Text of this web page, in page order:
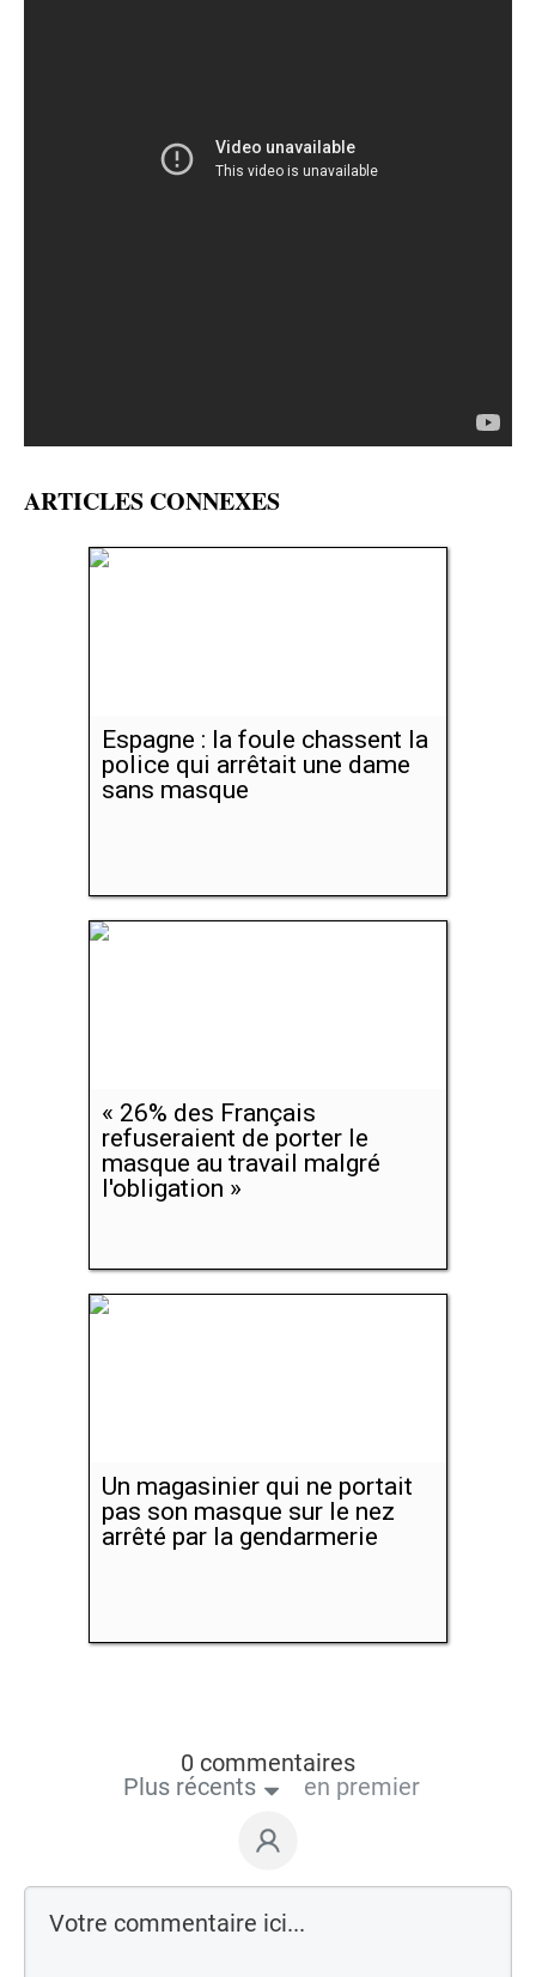
ARTICLES CONNEXES
Espagne : la foule chassent la
police qui arrêtait une dame
sans masque
« 26% des Français
refuseraient de porter le
masque au travail malgré
l'obligation »
Un magasinier qui ne portait
pas son masque sur le nez
arrêté par la gendarmerie
0 commentaires
Plus récents
en premier